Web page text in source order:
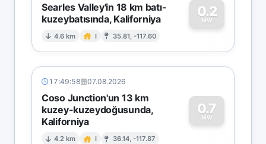
Searles Valley'in 18 km batı-
kuzeybatısında, Kaliforniya
4.6 km I 35.81, -117.60
0.2
MW
0
17:49:58 07.08.2026
Coso Junction'un 13 km
kuzey-kuzeydoğusunda,
Kaliforniya
4.2 km I 36.14, -117.87
0.7
MW